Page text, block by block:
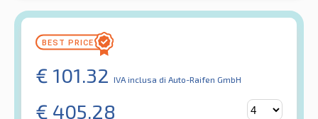
€ 101.32 IVA inclusa di Auto-Raifen GmbH
€ 405.28